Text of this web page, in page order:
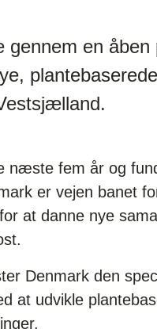
en
næste fem år og
er vejen banet
at danne nye
Denmark den
at udvikle